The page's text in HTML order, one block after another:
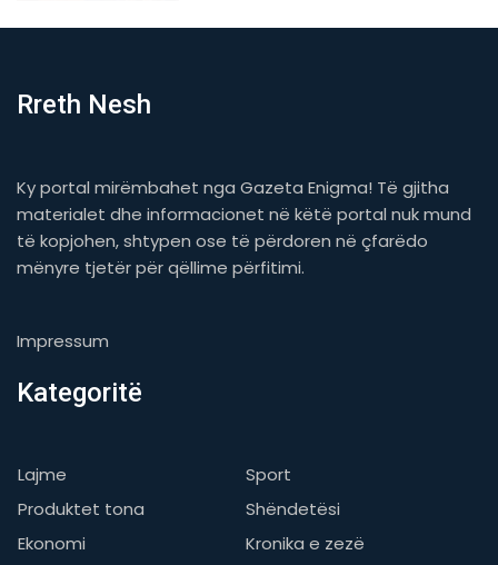
Rreth Nesh
Ky portal mirëmbahet nga Gazeta Enigma! Të gjitha
materialet dhe informacionet në këtë portal nuk mund
të kopjohen, shtypen ose të përdoren në çfarëdo
mënyre tjetër për qëllime përfitimi.
Impressum
Kategoritë
Lajme
Sport
Produktet tona
Shëndetësi
Ekonomi
Kronika e zezë